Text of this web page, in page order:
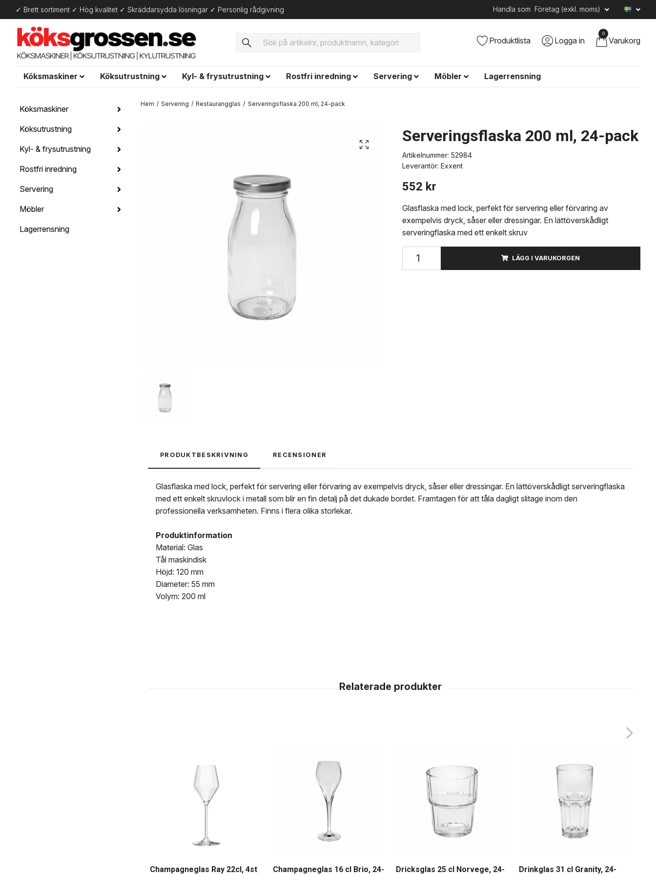
✓ Brett sortiment ✓ Hög kvalitet ✓ Skräddarsydda lösningar ✓ Personlig rådgivning Handla som Företag (exkl. moms)
Produktlista Logga in
0
Varukorg
Köksmaskiner Köksutrustning Kyl- & frysutrustning Rostfri inredning Servering Möbler Lagerrensning
Köksmaskiner
Köksutrustning
Kyl- & frysutrustning
Rostfri inredning
Servering
Möbler
Lagerrensning
Hem Servering Restaurangglas Serveringsflaska 200 ml, 24-pack
Serveringsflaska 200 ml, 24-pack
Artikelnummer: 52984
Leverantör: Exxent
552 kr
Glasflaska med lock, perfekt för servering eller förvaring av
exempelvis dryck, såser eller dressingar. En lättöverskådligt
serveringflaska med ett enkelt skruv
LÄGG I VARUKORGEN
PRODUKTBESKRIVNING RECENSIONER
Glasflaska med lock, perfekt för servering eller förvaring av exempelvis dryck, såser eller dressingar. En lättöverskådligt serveringflaska
med ett enkelt skruvlock i metall som blir en fin detalj på det dukade bordet. Framtagen för att tåla dagligt slitage inom den
professionella verksamheten. Finns i flera olika storlekar.
Produktinformation
Material: Glas
Tål maskindisk
Höjd: 120 mm
Diameter: 55 mm
Volym: 200 ml
Champagneglas Ray 22cl, 4st
Champagneglas 16 cl Brio, 24-
Dricksglas 25 cl Norvege, 24-
Drinkglas 31 cl Granity, 24-